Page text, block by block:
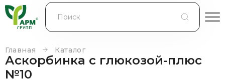
КОНТРАКТНОЕ ПРОИЗВОДСТВО
Главная Каталог
Аскорбинка с глюкозой-плюс
№10